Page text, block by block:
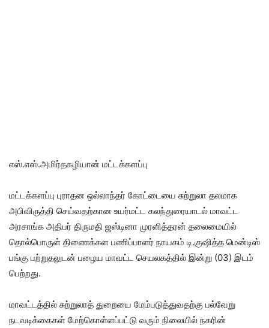
எஸ்.எஸ்.அமிர்தகழியான் மட்டக்களப்பு
மட்டக்களப்பு புராதன ஒல்லாந்தர் கோட்டையை சுற்றுலா தலமாக
அபிவிருத்தி செய்வதற்கான உயர்மட்ட கலந்துரையாடல் மாவட்ட
அரசாங்க அதிபர் திருமதி ஜஸ்டினா முரளித்தரன் தலைமையில்
தொல்பொருள் திணைக்கள பணிப்பாளர் நாயகம் டி.குஷித்த மென்டிஸ்
பங்கு பற்றுதலுடன் பழைய மாவட்ட செயலகத்தில் இன்று (03) இடம்
பெற்றது.
மாவட்டத்தில் சுற்றுலாத் துறையை மேம்படுத்துவதற்கு பல்வேறு
நடவடிக்கைகள் மேற்கொள்ளப்பட்டு வரும் நிலையில் நகரின்